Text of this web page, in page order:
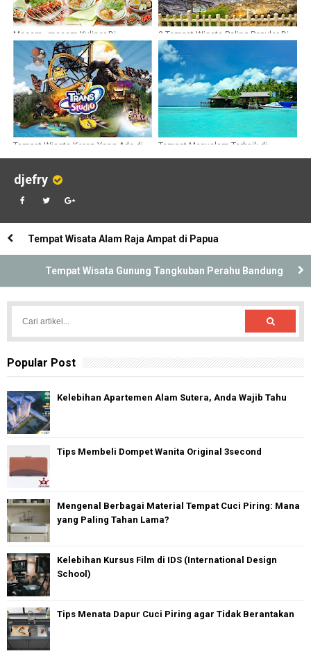
Macam–macam Kuliner Di
surabaya
3 Tempat Wisata Paling Populer Di
Bandung
Tempat Wisata Keren Yang Ada di
Tempat Menyelam Terbaik di
djefry
Tempat Wisata Alam Raja Ampat di Papua
Tempat Wisata Gunung Tangkuban Perahu Bandung
Popular Post
Kelebihan Apartemen Alam Sutera, Anda Wajib Tahu
Tips Membeli Dompet Wanita Original 3second
Mengenal Berbagai Material Tempat Cuci Piring: Mana
yang Paling Tahan Lama?
Kelebihan Kursus Film di IDS (International Design
School)
Tips Menata Dapur Cuci Piring agar Tidak Berantakan